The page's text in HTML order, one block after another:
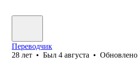
Переводчик
28 лет • Был 4 августа • Обновлено